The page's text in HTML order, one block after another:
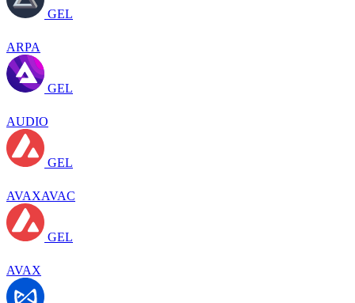
GEL
ARPA
GEL
AUDIO
GEL
AVAXAVAC
GEL
AVAX